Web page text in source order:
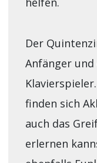
Der
Anfänger
finden sich
auch das
erlernen